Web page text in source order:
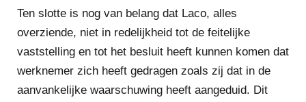
Ten slotte is nog van belang dat Laco, alles
overziende, niet in redelijkheid tot de feitelijke
vaststelling en tot het besluit heeft kunnen komen dat
werknemer zich heeft gedragen zoals zij dat in de
aanvankelijke waarschuwing heeft aangeduid. Dit